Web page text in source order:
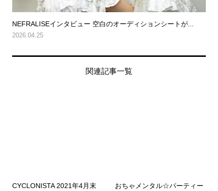
NEFRALISEインタビュー 空白のオーディションシートが...
2026.04.25
関連記事一覧
CYCLONISTA 2021年4月末
おちゃメンタル☆パーティー